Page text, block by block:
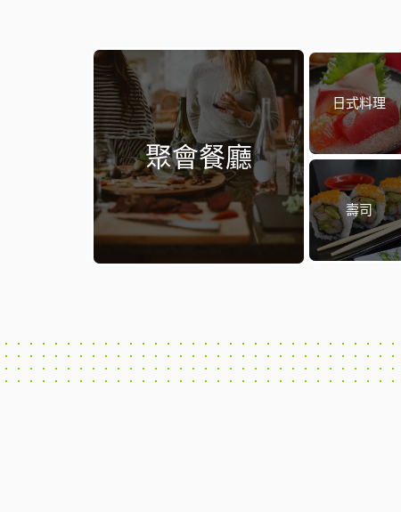
聚會餐廳
日式料理
壽司